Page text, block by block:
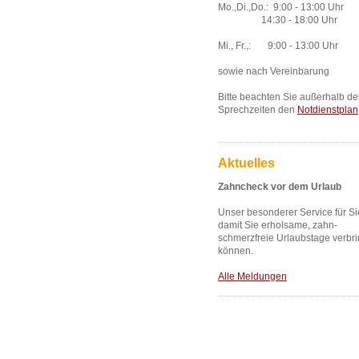
Mo.,Di.,Do.: 9:00 - 13:00 Uhr
14:30 - 18:00 Uhr
Mi., Fr.,: 9:00 - 13:00 Uhr
sowie nach Vereinbarung
Bitte beachten Sie außerhalb
Sprechzeiten den Notdienstplan
Aktuelles
Zahncheck vor dem Urlaub
Unser besonderer Service für
damit Sie erholsame, zahn-
schmerzfreie Urlaubstage
können.
Alle Meldungen